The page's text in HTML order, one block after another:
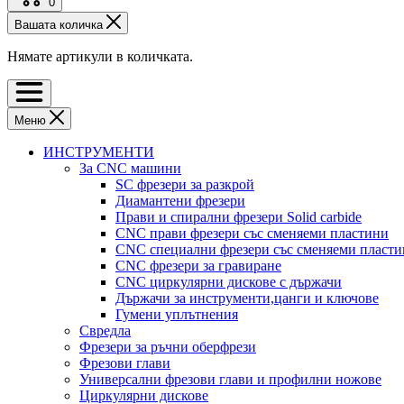
Вашата количка
Нямате артикули в количката.
Меню
ИНСТРУМЕНТИ
За CNC машини
SC фрезери за разкрой
Диамантени фрезери
Прави и спирални фрезери Solid carbide
CNC прави фрезери със сменяеми пластини
CNC специални фрезери със сменяеми
CNC фрезери за гравиране
CNC циркулярни дискове с държачи
Държачи за инструменти,цанги и ключове
Гумени уплътнения
Свредла
Фрезери за ръчни оберфрези
Фрезови глави
Универсални фрезови глави и профилни ножове
Циркулярни дискове